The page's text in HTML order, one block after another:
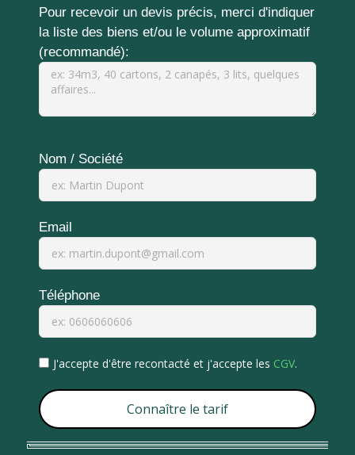
Pour recevoir un devis précis, merci d'indiquer
la liste des biens et/ou le volume approximatif
(recommandé):
Nom / Société
Email
Téléphone
J'accepte d'être recontacté et j'accepte les CGV.
Connaître le tarif